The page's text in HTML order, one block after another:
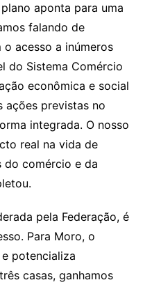
aponta para uma
falando de
acesso a inúmeros
do Sistema Comércio
econômica e social
ações previstas no
integrada. O nosso
real na vida de
do comércio e da
pela Federação, é
Para Moro, o
potencializa
casas, ganhamos